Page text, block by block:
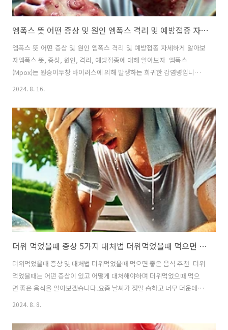
엠폭스 뜻 어떤 증상 및 원인 엠폭스 격리 및 예방접종 자세하게 알아보자
엠폭스 뜻 어떤 증상 및 원인 엠폭스 격리 및 예방접종 자세하게 알아보
자엠폭스 뜻, 증상, 원인, 격리, 예방접종에 대해 알아보자 엠폭스
(Mpox)는 원숭이두창 바이러스에 의해 발생하는 희귀한 감염병입니다.
이 바이러스는 주로 아프리카 지역에서 발생했지만, 최근 전 세계적으로
프절 부종 등의 증상을 유발하며, 사람 간 전염될 수 있습니다. 본 글에서
는 엠폭스의 뜻, 주요 증상과 원인, 격리 지침, 그리고 예방접종 방법에
대해 자세히 알아보겠습니다. 이러한 정보를 통해 엠폭스에 대한 이해를
높이고, 효과적인 예방과 관리 방법을 숙지하는 것이 중요하다고 봅니
다. 1. 엠폭스 뜻 알아보겠습니다엠폭스는 원숭이두창 바이러스에 의해
발생하는 ..
2024. 8. 16.
더위 먹었을때 증상 5가지 대처법 더위먹었을때 먹으면 좋은 음식 8가지 추천
더위먹었을때 증상 및 대처법 더위먹었을때 먹으면 좋은 음식 추천 더위
먹었을때는 어떤 증상이 있고 어떻게 대처해야하며 더위먹었으때 먹으
면 좋은 음식을 알아보겠습니다.요즘 날씨가 정말 습하고 너무 더운데요.
더위를 먹었을 때 나타나는 증상은 매우 다양하고 심각할 수 있습니다.
적인 증상들입니다. 이러한 증상을 경험할 때는 적절한 대처가 필요하며,
2024. 8. 8.